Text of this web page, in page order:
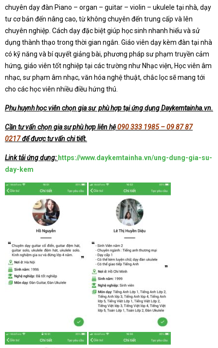
chuyên dạy đàn Piano – organ – guitar – violin – ukulele tại nhà, dạy
tư cơ bản đến nâng cao, từ không chuyên đến trung cấp và lên
chuyên nghiệp. Cách dạy đặc biệt giúp học sinh nhanh hiểu và sử
dụng thành thạo trong thời gian ngắn. Giáo viên dạy kèm đàn tại nhà
có kỹ năng và bí quyết giảng bài, phương pháp sư phạm truyền cảm
hứng, giáo viên tốt nghiệp tại các trường như Nhạc viện, Học viên âm
nhạc, sư phạm âm nhạc, văn hóa nghệ thuật, chắc lọc sẽ mang tới
cho các học viên nhiều điều hứng thú.
Phụ huynh học viên chọn gia sư phù hợp tại ứng dụng Daykemtainha.vn.
Cần tư vấn chọn gia sư phù hợp liên hệ090 333 1985 – 09 87 87
0217để được tư vấn chi tiết.
Link tải ứng dụng: https://www.daykemtainha.vn/ung-dung-gia-su-
day-kem